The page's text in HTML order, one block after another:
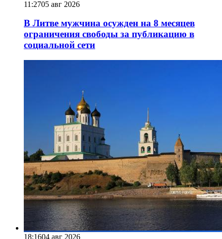
11:2705 авг 2026
В Литве мужчина осужден на 8 месяцев
ограничения свободы за публикацию в
социальной сети
18:1604 авг 2026